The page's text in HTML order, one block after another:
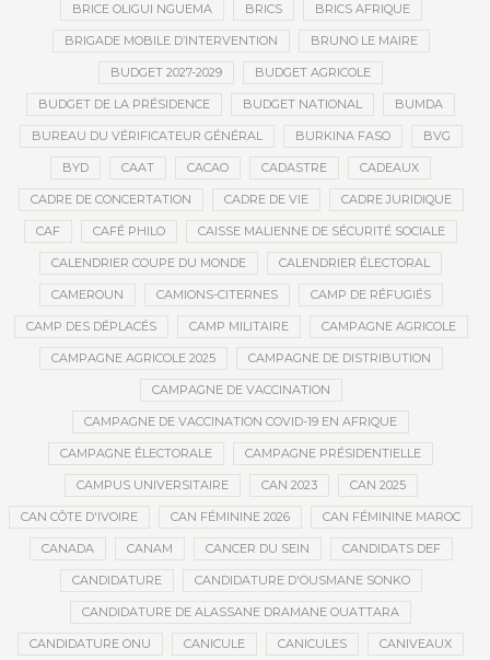
BRICE OLIGUI NGUEMA BRICS BRICS AFRIQUE
BRIGADE MOBILE D’INTERVENTION BRUNO LE MAIRE
BUDGET 2027-2029 BUDGET AGRICOLE
BUDGET DE LA PRÉSIDENCE BUDGET NATIONAL BUMDA
BUREAU DU VÉRIFICATEUR GÉNÉRAL BURKINA FASO BVG
BYD CAAT CACAO CADASTRE CADEAUX
CADRE DE CONCERTATION CADRE DE VIE CADRE JURIDIQUE
CAF CAFÉ PHILO CAISSE MALIENNE DE SÉCURITÉ SOCIALE
CALENDRIER COUPE DU MONDE CALENDRIER ÉLECTORAL
CAMEROUN CAMIONS-CITERNES CAMP DE RÉFUGIÉS
CAMP DES DÉPLACÉS CAMP MILITAIRE CAMPAGNE AGRICOLE
CAMPAGNE AGRICOLE 2025 CAMPAGNE DE DISTRIBUTION
CAMPAGNE DE VACCINATION
CAMPAGNE DE VACCINATION COVID-19 EN AFRIQUE
CAMPAGNE ÉLECTORALE CAMPAGNE PRÉSIDENTIELLE
CAMPUS UNIVERSITAIRE CAN 2023 CAN 2025
CAN CÔTE D'IVOIRE CAN FÉMININE 2026 CAN FÉMININE MAROC
CANADA CANAM CANCER DU SEIN CANDIDATS DEF
CANDIDATURE CANDIDATURE D'OUSMANE SONKO
CANDIDATURE DE ALASSANE DRAMANE OUATTARA
CANDIDATURE ONU CANICULE CANICULES CANIVEAUX